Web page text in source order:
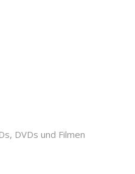
DVDs und Filmen